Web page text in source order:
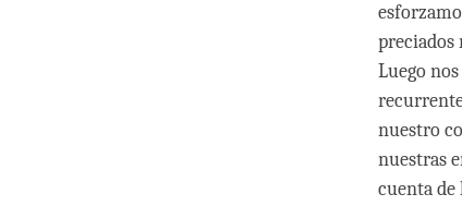
Luego
nuestro
nuestras
cuenta